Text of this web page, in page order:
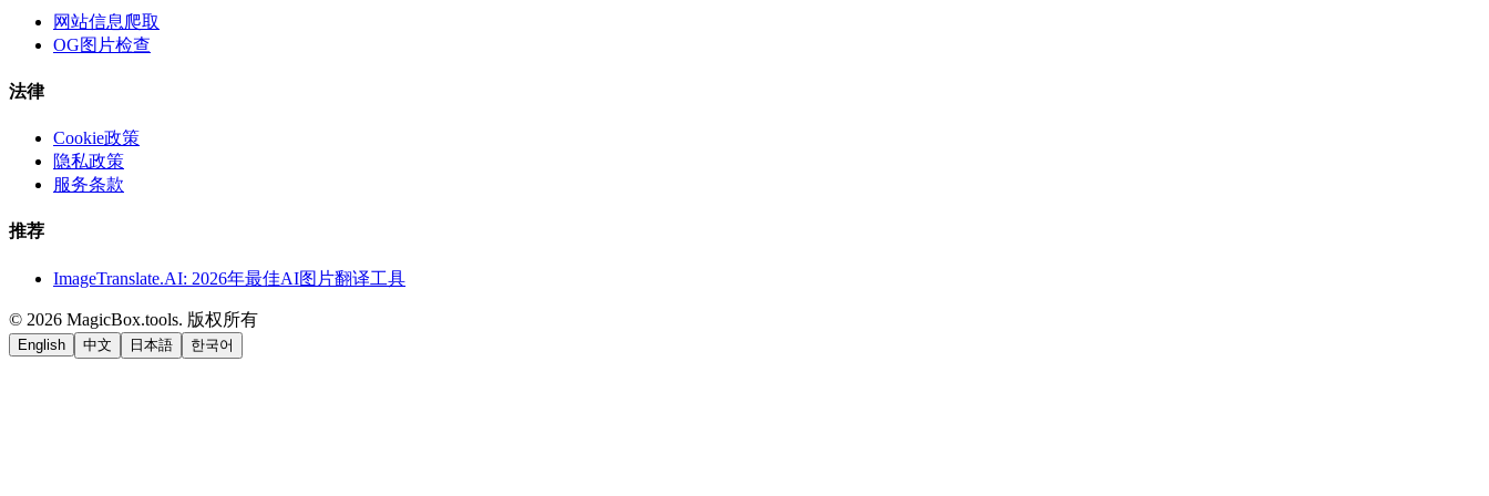
网站信息爬取
OG图片检查
法律
Cookie政策
隐私政策
服务条款
推荐
ImageTranslate.AI: 2026年最佳AI图片翻译工具
© 2026 MagicBox.tools. 版权所有
English 中文 日本語 한국어